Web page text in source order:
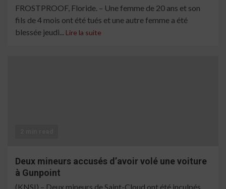
FROSTPROOF, Floride. – Une femme de 20 ans et son
fils de 4 mois ont été tués et une autre femme a été
blessée jeudi... Lire la suite
Deux mineurs accusés d’avoir volé une voiture
à Gunpoint
(KNSI) – Deux mineurs de Saint-Cloud ont été inculpés